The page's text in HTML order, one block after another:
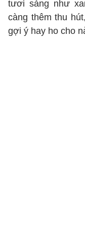
tươi sáng như
càng thêm thu
gợi ý hay ho cho